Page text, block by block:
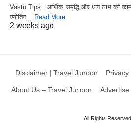
Vastu Tips : आर्थिक समृद्धि और धन लाभ की
ज्योतिष… Read More
2 weeks ago
Disclaimer | Travel Junoon Privacy
About Us – Travel Junoon Advertise
All Rights Reserved